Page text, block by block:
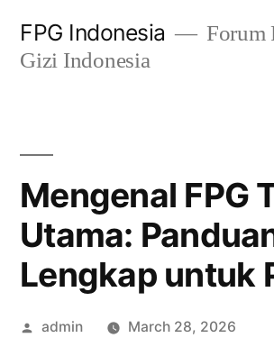
FPG Indonesia
Forum
Gizi Indonesia
Mengenal FPG
Utama:
Lengkap untuk
Posted
admin March 28, 2026